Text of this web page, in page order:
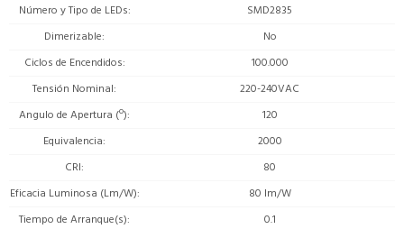
Número y Tipo de LEDs
SMD2835
Dimerizable
No
Ciclos de Encendidos
100.000
Tensión Nominal
220-240VAC
Angulo de Apertura (º)
120
Equivalencia
2000
CRI
80
Eficacia Luminosa (Lm/W)
80 lm/W
Tiempo de Arranque(s)
0.1